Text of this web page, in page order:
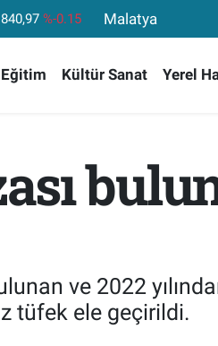
%0.18
64,4811
%0.38
%-0.15
Malatya
Eğitim Kültür Sanat Yerel
ve 2022
tüfek ele geçirildi.